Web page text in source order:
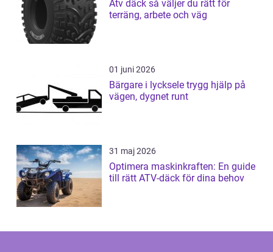
Atv däck så väljer du rätt för
terräng, arbete och väg
01 juni 2026
Bärgare i lycksele trygg hjälp på
vägen, dygnet runt
31 maj 2026
Optimera maskinkraften: En guide
till rätt ATV-däck för dina behov